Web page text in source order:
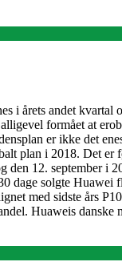
i årets andet kvartal
formået at
er ikke det
plan i 2018. Det er
den 12. september i
dage solgte
med sidste års
Huaweis